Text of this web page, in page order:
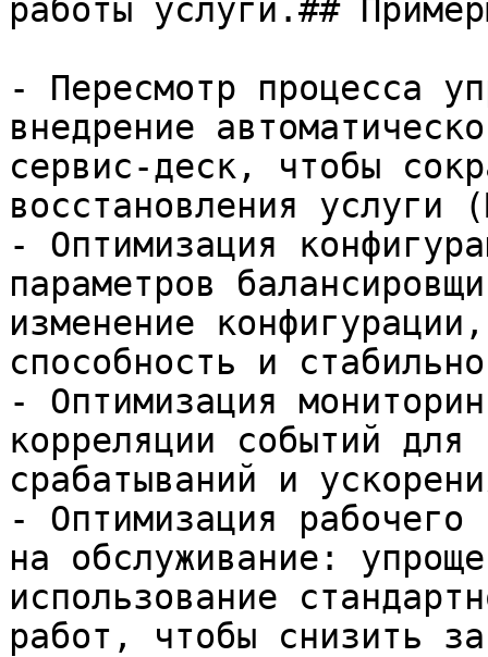
работы услуги.##
- Пересмотр процесса
внедрение
сервис-деск, чтобы
восстановления услуги
- Оптимизация
параметров
изменение
способность и
- Оптимизация
корреляции событий для
срабатываний и
- Оптимизация рабочего
на обслуживание:
использование
работ, чтобы снизить